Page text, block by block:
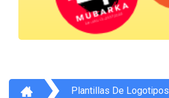
Plantillas De Logotipos